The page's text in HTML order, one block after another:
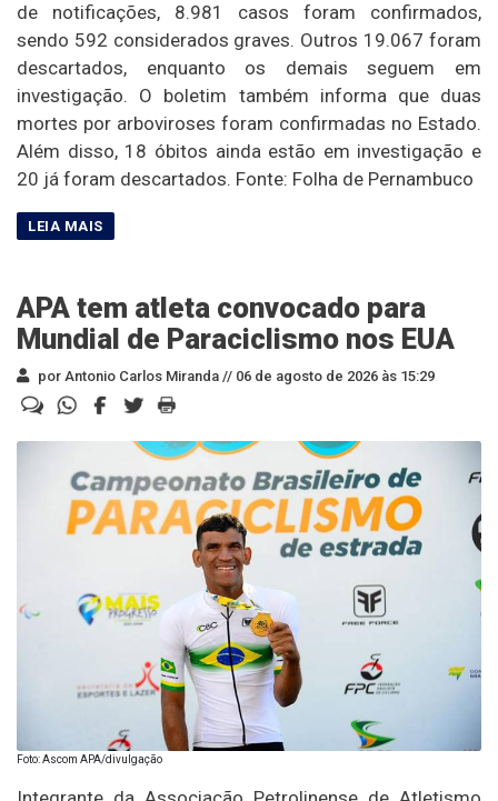
de notificações, 8.981 casos foram confirmados,
sendo 592 considerados graves. Outros 19.067 foram
descartados, enquanto os demais seguem em
investigação. O boletim também informa que duas
mortes por arboviroses foram confirmadas no Estado.
Além disso, 18 óbitos ainda estão em investigação e
20 já foram descartados. Fonte: Folha de Pernambuco
APA tem atleta convocado para
Mundial de Paraciclismo nos EUA
por Antonio Carlos Miranda // 06 de agosto de 2026 às 15:29
Foto: Ascom APA/divulgação